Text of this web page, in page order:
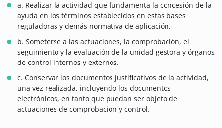
a. Realizar la actividad que fundamenta la concesión de la
ayuda en los términos establecidos en estas bases
reguladoras y demás normativa de aplicación.
b. Someterse a las actuaciones, la comprobación, el
seguimiento y la evaluación de la unidad gestora y órganos
de control internos y externos.
c. Conservar los documentos justificativos de la actividad,
una vez realizada, incluyendo los documentos
electrónicos, en tanto que puedan ser objeto de
actuaciones de comprobación y control.